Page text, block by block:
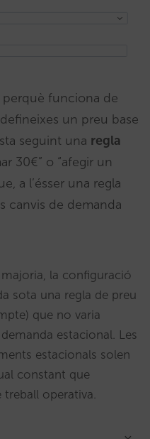
perquè funciona de
un preu base
seguint una regla
30€” o “afegir un
a l’ésser una regla
canvis de demanda
majoria, la configuració
sota una regla de preu
que no varia
estacional. Les
estacionals solen
constant que
operativa.